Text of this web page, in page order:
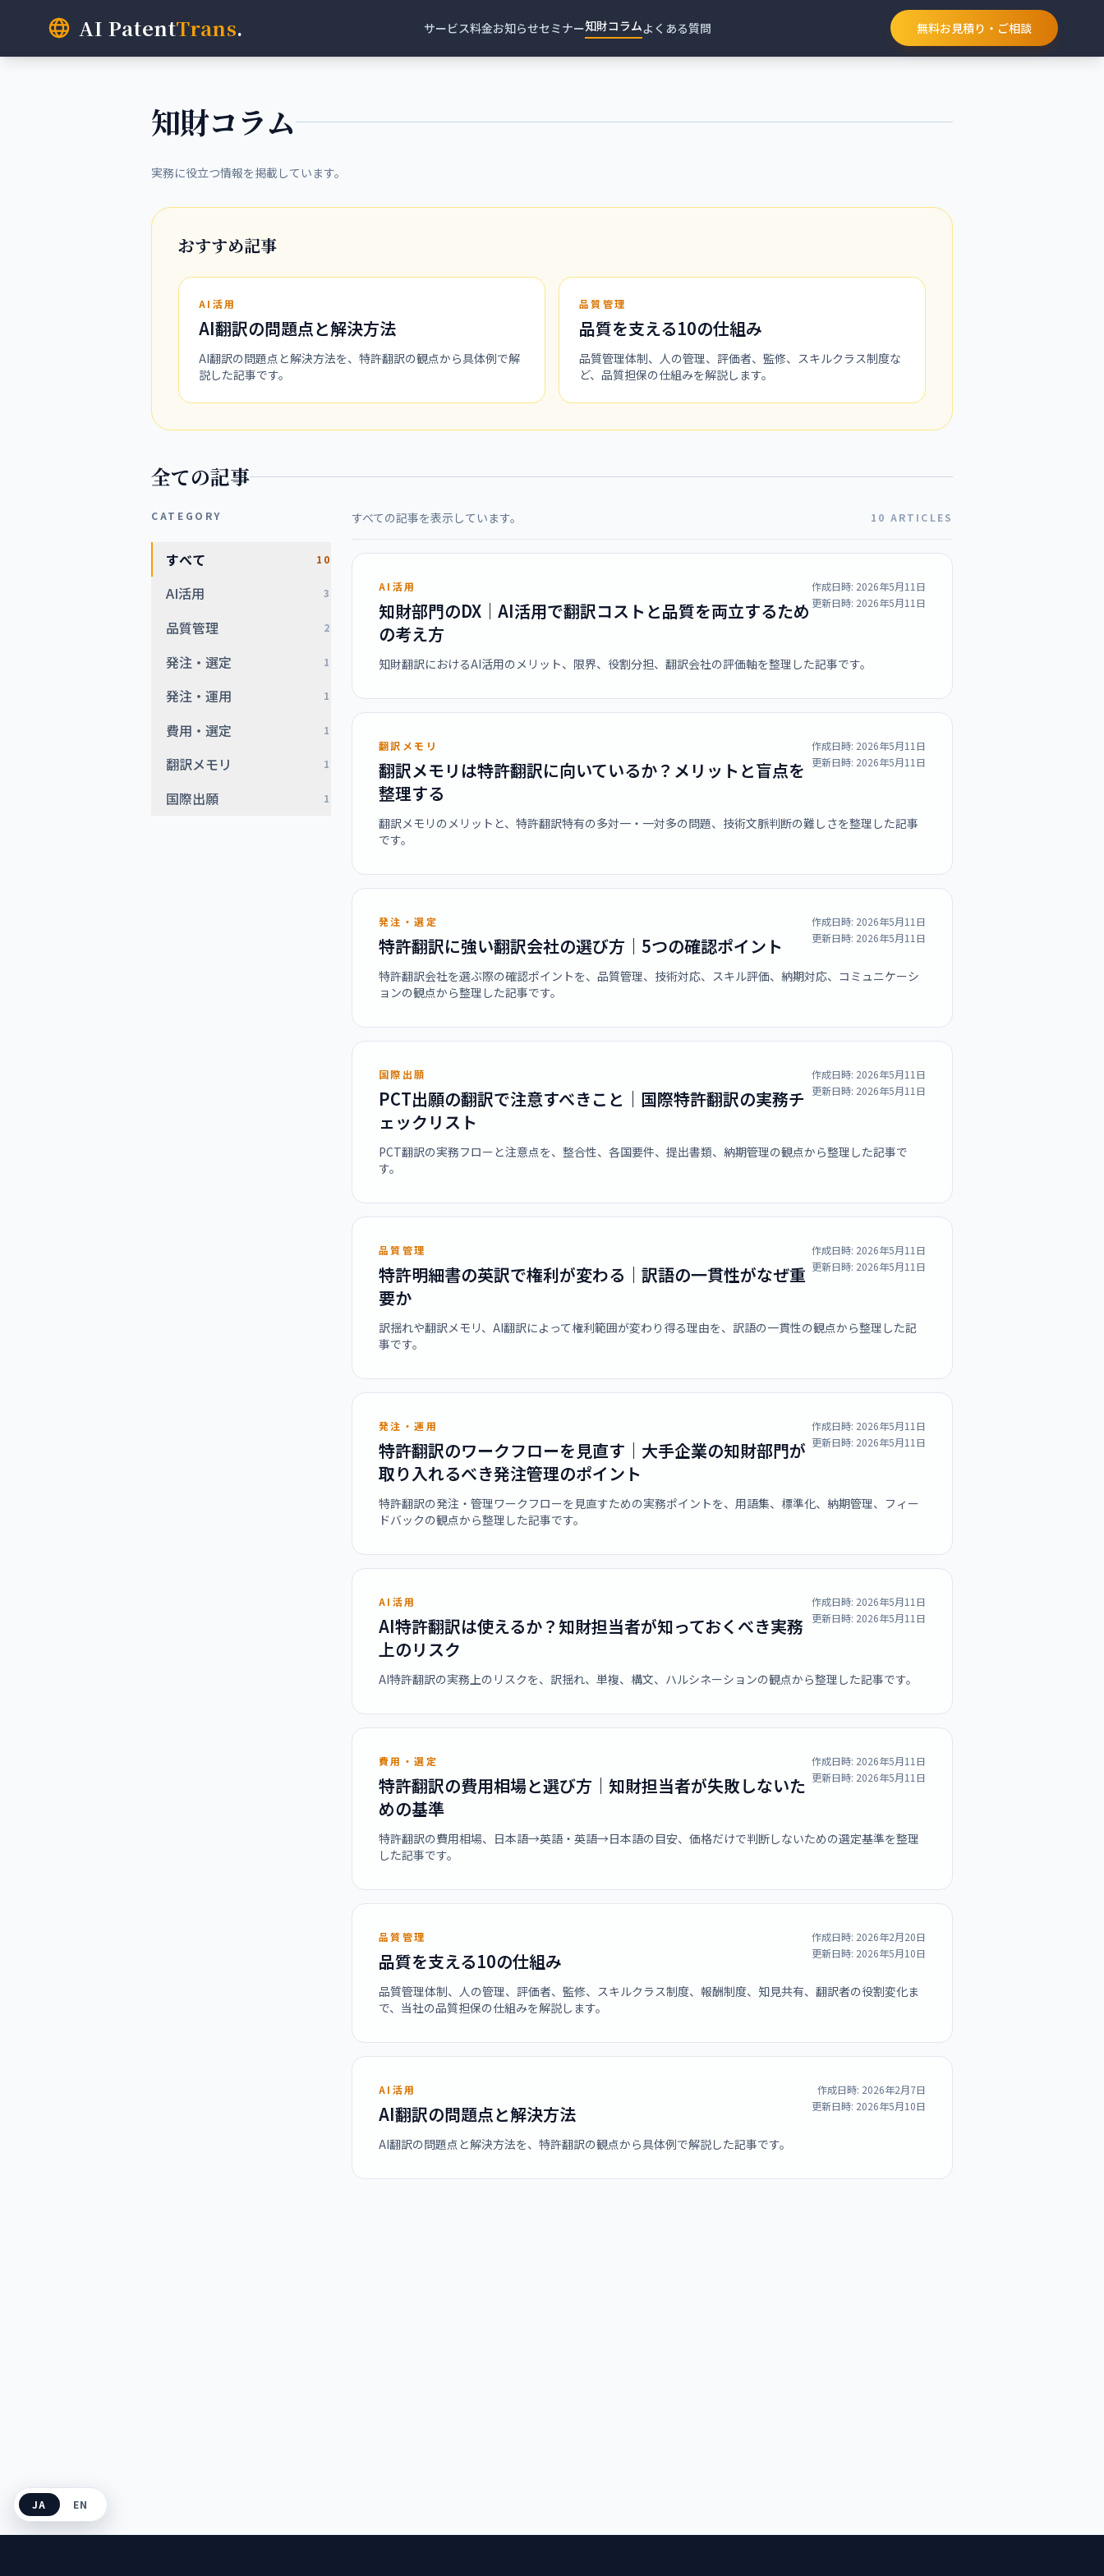
AI PatentTrans. サービス料金お知らせセミナー知財コラムよくある質問 無料お見積り・ご相談
知財コラム
実務に役立つ情報を掲載しています。
おすすめ記事
AI活用
AI翻訳の問題点と解決方法
AI翻訳の問題点と解決方法を、特許翻訳の観点から具体例で解
説した記事です。
品質管理
品質を支える10の仕組み
品質管理体制、人の管理、評価者、監修、スキルクラス制度な
ど、品質担保の仕組みを解説します。
全ての記事
CATEGORY
すべて 10
AI活用 3
品質管理 2
発注・選定 1
発注・運用 1
費用・選定 1
翻訳メモリ 1
国際出願 1
すべての記事を表示しています。 10 ARTICLES
AI活用
知財部門のDX｜AI活用で翻訳コストと品質を両立するため
の考え方
作成日時: 2026年5月11日
更新日時: 2026年5月11日
知財翻訳におけるAI活用のメリット、限界、役割分担、翻訳会社の評価軸を整理した記事です。
翻訳メモリ
翻訳メモリは特許翻訳に向いているか？メリットと盲点を
整理する
作成日時: 2026年5月11日
更新日時: 2026年5月11日
翻訳メモリのメリットと、特許翻訳特有の多対一・一対多の問題、技術文脈判断の難しさを整理した記事
です。
発注・選定
特許翻訳に強い翻訳会社の選び方｜5つの確認ポイント
作成日時: 2026年5月11日
更新日時: 2026年5月11日
特許翻訳会社を選ぶ際の確認ポイントを、品質管理、技術対応、スキル評価、納期対応、コミュニケーシ
ョンの観点から整理した記事です。
国際出願
PCT出願の翻訳で注意すべきこと｜国際特許翻訳の実務チ
ェックリスト
作成日時: 2026年5月11日
更新日時: 2026年5月11日
PCT翻訳の実務フローと注意点を、整合性、各国要件、提出書類、納期管理の観点から整理した記事で
す。
品質管理
特許明細書の英訳で権利が変わる｜訳語の一貫性がなぜ重
要か
作成日時: 2026年5月11日
更新日時: 2026年5月11日
訳揺れや翻訳メモリ、AI翻訳によって権利範囲が変わり得る理由を、訳語の一貫性の観点から整理した記
事です。
発注・運用
特許翻訳のワークフローを見直す｜大手企業の知財部門が
取り入れるべき発注管理のポイント
作成日時: 2026年5月11日
更新日時: 2026年5月11日
特許翻訳の発注・管理ワークフローを見直すための実務ポイントを、用語集、標準化、納期管理、フィー
ドバックの観点から整理した記事です。
AI活用
AI特許翻訳は使えるか？知財担当者が知っておくべき実務
上のリスク
作成日時: 2026年5月11日
更新日時: 2026年5月11日
AI特許翻訳の実務上のリスクを、訳揺れ、単複、構文、ハルシネーションの観点から整理した記事です。
費用・選定
特許翻訳の費用相場と選び方｜知財担当者が失敗しないた
めの基準
作成日時: 2026年5月11日
更新日時: 2026年5月11日
特許翻訳の費用相場、日本語→英語・英語→日本語の目安、価格だけで判断しないための選定基準を整理
した記事です。
品質管理
品質を支える10の仕組み
作成日時: 2026年2月20日
更新日時: 2026年5月10日
品質管理体制、人の管理、評価者、監修、スキルクラス制度、報酬制度、知見共有、翻訳者の役割変化ま
で、当社の品質担保の仕組みを解説します。
AI活用
AI翻訳の問題点と解決方法
作成日時: 2026年2月7日
更新日時: 2026年5月10日
AI翻訳の問題点と解決方法を、特許翻訳の観点から具体例で解説した記事です。
JA EN